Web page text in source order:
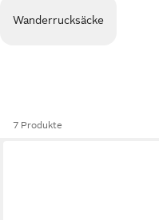
Wanderrucksäcke
7 Produkte